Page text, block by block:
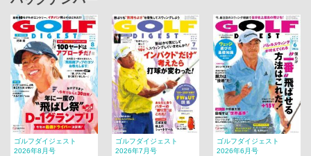
ゴルフダイジェスト
2026年8月号
ゴルフダイジェスト
2026年7月号
ゴルフダイジェスト
2026年6月号